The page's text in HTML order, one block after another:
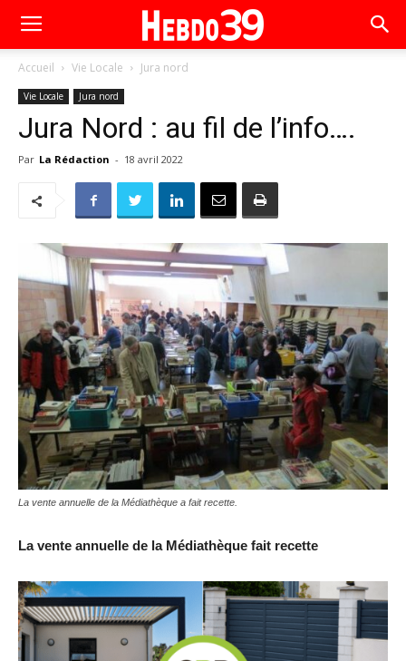
Accueil Vie Locale Jura nord
Vie Locale Jura nord
Jura Nord : au fil de l’info….
Par La Rédaction - 18 avril 2022
La vente annuelle de la Médiathèque a fait recette.
La vente annuelle de la Médiathèque fait recette